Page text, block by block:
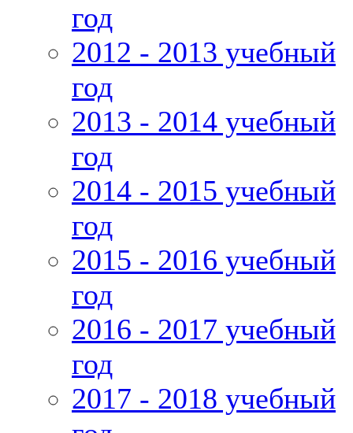
год
2012 - 2013 учебный
год
2013 - 2014 учебный
год
2014 - 2015 учебный
год
2015 - 2016 учебный
год
2016 - 2017 учебный
год
2017 - 2018 учебный